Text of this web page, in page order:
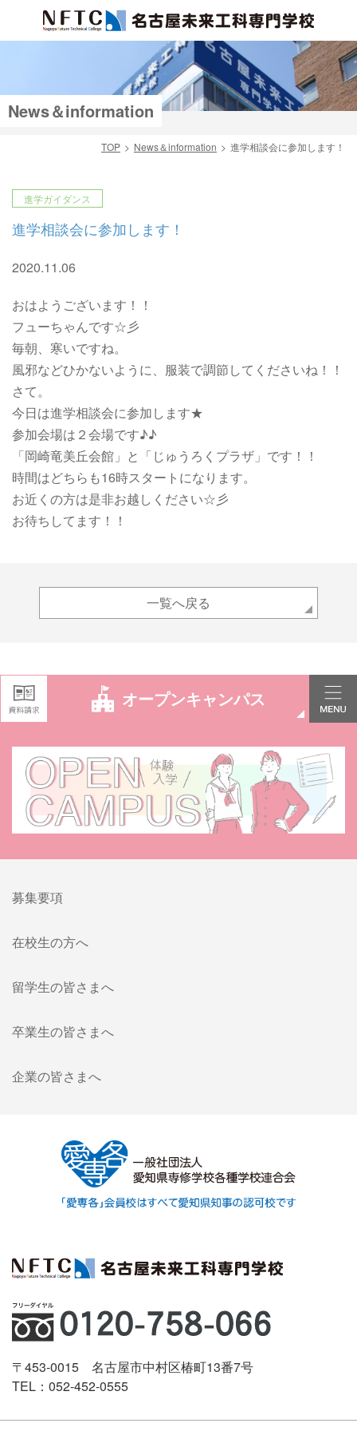
News＆information
TOP News＆information 進学相談会に参加します！
進学ガイダンス
進学相談会に参加します！
2020.11.06
おはようございます！！
フューちゃんです☆彡
毎朝、寒いですね。
風邪などひかないように、服装で調節してくださいね！！
さて。
今日は進学相談会に参加します★
参加会場は２会場です♪♪
「岡崎竜美丘会館」と「じゅうろくプラザ」です！！
時間はどちらも16時スタートになります。
お近くの方は是非お越しください☆彡
お待ちしてます！！
一覧へ戻る
オープンキャンパス
募集要項
在校生の方へ
留学生の皆さまへ
卒業生の皆さまへ
企業の皆さまへ
〒453-0015 名古屋市中村区椿町13番7号
TEL：052-452-0555